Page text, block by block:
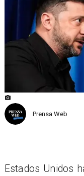
Prensa Web
Estados Unidos